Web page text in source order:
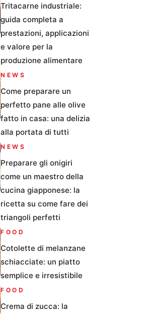
Tritacarne industriale:
guida completa a
prestazioni, applicazioni
e valore per la
produzione alimentare
NEWS
Come preparare un
perfetto pane alle olive
fatto in casa: una delizia
alla portata di tutti
NEWS
Preparare gli onigiri
come un maestro della
cucina giapponese: la
ricetta su come fare dei
triangoli perfetti
FOOD
Cotolette di melanzane
schiacciate: un piatto
semplice e irresistibile
FOOD
Crema di zucca: la